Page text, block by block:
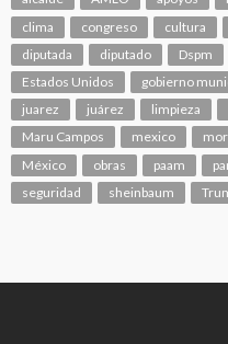
clima
congreso cultura
diputada
diputado Dspm
Estados Unidos
gobierno
juarez
juárez limpieza
Maru Campos
mexico
México
obras paam
seguridad
sheinbaum